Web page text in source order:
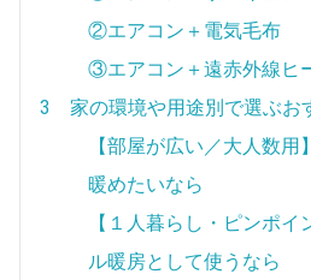
②エアコン＋電気毛布
③エアコン＋遠赤外線ヒ
3 家の環境や用途別で選ぶお
【部屋が広い／大人数
暖めたいなら
【１人暮らし・ピンポ
ル暖房として使うなら